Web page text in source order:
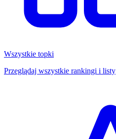
Wszystkie topki
Przeglądaj wszystkie rankingi i listy